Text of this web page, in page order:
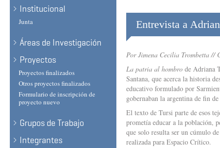
Institucional
Junta
Áreas de Investigación
Proyectos
Proyectos finalizados
Otros proyectos finalizados
Formulario de inscripción de
proyecto nuevo
Grupos de Trabajo
Integrantes
Entrevista a
Por Jimena Cecilia Trombetta //
La patria al hombro de Adriana
Santana, que acerca la historia
educativo formulado por
gobernaban la argentina de fin
El texto de Tursi parte de esos
prometía educar a la población,
que solo resulta ser un cúmulo
realizada para Espacio Crítico.